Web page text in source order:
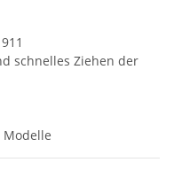
schnelles Ziehen der
Modelle